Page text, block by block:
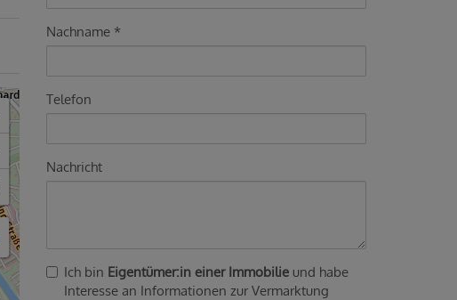
Nachname
Telefon
Nachricht
Ich bin Eigentümer:in einer Immobilie und habe
Interesse an Informationen zur Vermarktung